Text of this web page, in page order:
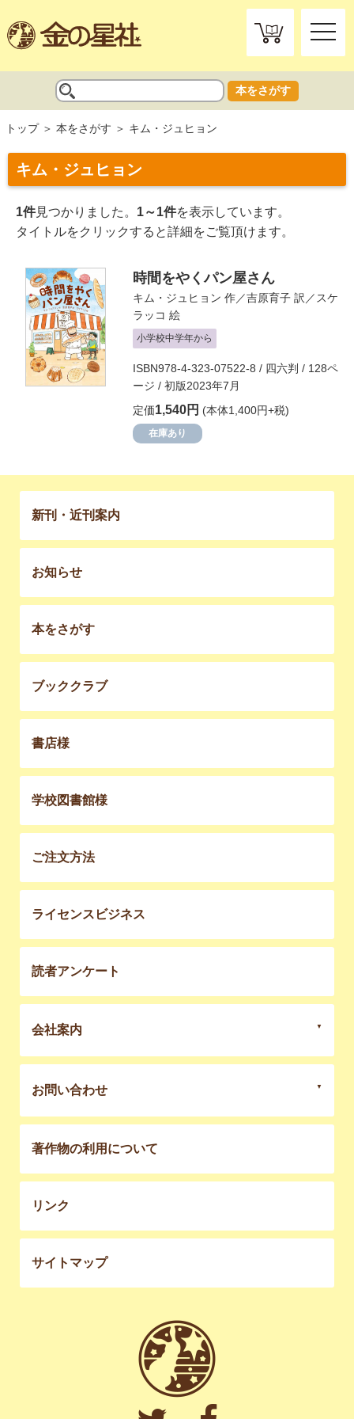
toggle
本をさがす
トップ 本をさがす キム・ジュヒョン
キム・ジュヒョン
1件見つかりました。 1～1件を表示しています。
タイトルをクリックすると詳細をご覧頂けます。
時間をやくパン屋さん
キム・ジュヒョン 作／吉原育子 訳／ スケ
ラッコ 絵
小学校中学年から
ISBN978-4-323-07522-8 / 四六判 / 128ペ
ージ / 初版2023年7月
定価1,540円 (本体1,400円+税)
在庫あり
新刊・近刊案内
お知らせ
本をさがす
ブッククラブ
書店様
学校図書館様
ご注文方法
ライセンスビジネス
読者アンケート
会社案内
お問い合わせ
著作物の利用について
リンク
サイトマップ